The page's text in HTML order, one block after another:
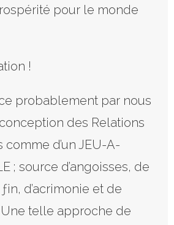
pour le monde
!
probablement par nous
des Relations
d’un JEU-A-
; source d’angoisses, de
d’acrimonie et de
telle approche de